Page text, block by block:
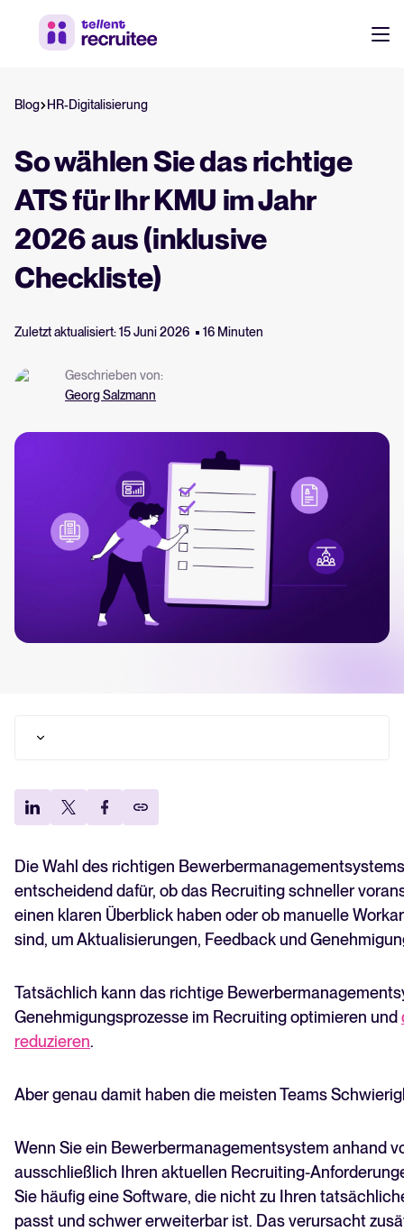
Ressourcen
Recruitment und HR Ressourcen
Webinare
On-Demand-Sessions mit Expert*innen rund um Recruiting-Themen.
Guide für kollaboratives Recruiting
Was ist kollaboratives Recruiting, warum ist es wichtigt und wie kann ein
Alles, was Sie benötigen, um ein Bewerbermanagementsystem zu
Tellent Recruitee ROI-Rechner
Erstellen Sie Ihren Business Case für Tellent Recruitee und sehen Sie Ihre
Tellent Recruitee
Bereit, Ihr Recruiting auf das nächste Level zu bringen? Erfahren Sie mehr
DE
NL
Login
Blog HR-Digitalisierung
So wählen Sie das richtige
ATS für Ihr KMU im Jahr
2026 aus (inklusive
Checkliste)
Zuletzt aktualisiert: 15 Juni 2026 16 Minuten
Geschrieben von:
Georg Salzmann
wählen: Schritt-für-Schritt-Anleitung
H2. Treffen Sie die endgültige Entscheidung mit
Bewerbermanagementsysteme
Frequently asked questions
Die Wahl des richtigen
entscheidend dafür, ob das Recruiting schneller
einen klaren Überblick haben oder ob manuelle
sind, um Aktualisierungen, Feedback und
Tatsächlich kann das richtige
Genehmigungsprozesse im Recruiting optimieren und
reduzieren.
Aber genau damit haben die meisten Teams
Wenn Sie ein Bewerbermanagementsystem anhand
ausschließlich Ihren aktuellen Recruiting-
Sie häufig eine Software, die nicht zu Ihren
passt und schwer erweiterbar ist. Das verursacht